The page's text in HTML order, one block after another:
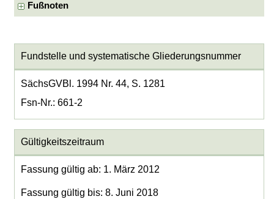
Fußnoten
Fundstelle und systematische Gliederungsnummer
SächsGVBl. 1994 Nr. 44, S. 1281
Fsn-Nr.: 661-2
Gültigkeitszeitraum
Fassung gültig ab: 1. März 2012
Fassung gültig bis: 8. Juni 2018